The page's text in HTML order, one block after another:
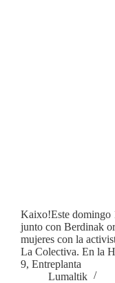
Kaixo!Este domingo
junto con Berdinak
mujeres con la
La Colectiva. En la
9, Entreplanta
Lumaltik